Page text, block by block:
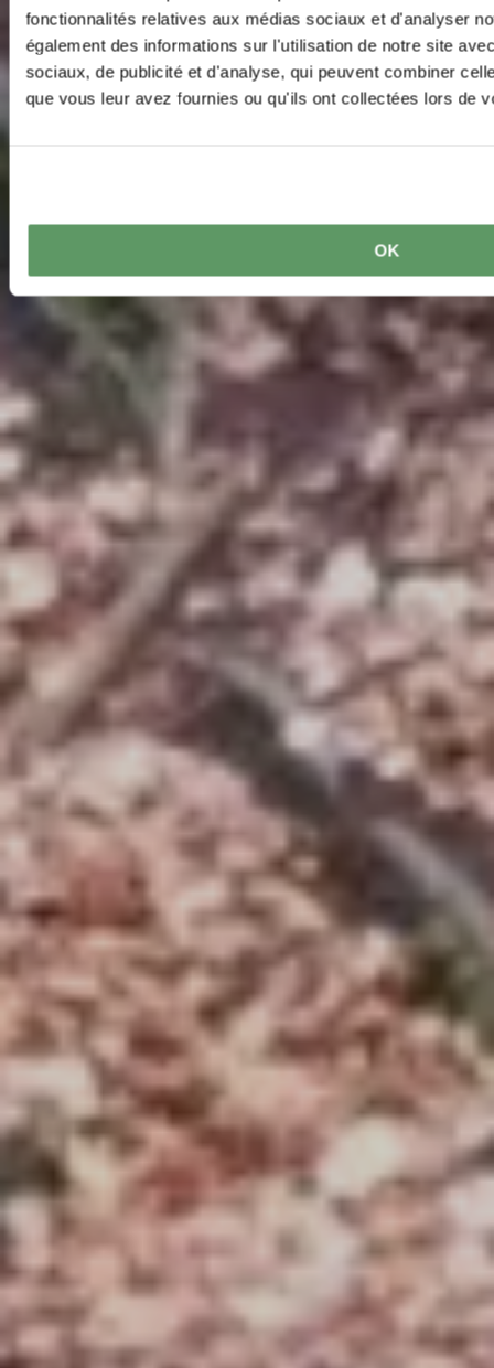
fonctionnalités relatives aux médias sociaux et d'analyser
également des informations sur l'utilisation de notre site
sociaux, de publicité et d'analyse, qui peuvent combiner
que vous leur avez fournies ou qu'ils ont collectées lors de
OK